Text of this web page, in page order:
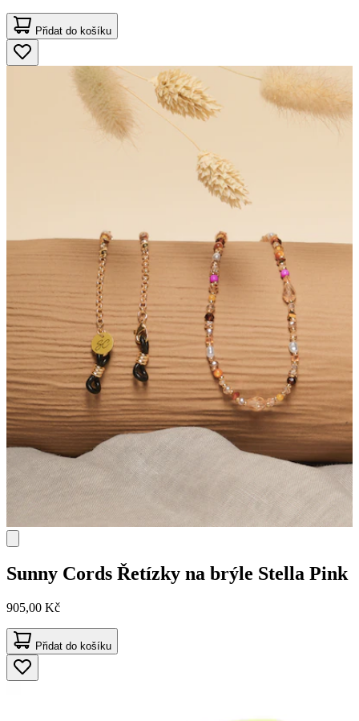
Přidat do košíku
Sunny Cords Řetízky na brýle Stella Pink
905,00 Kč
Přidat do košíku